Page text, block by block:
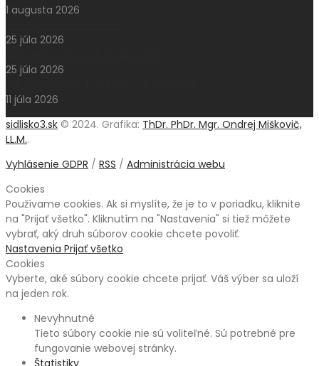
1 augusta 2026
25 júla 2026
25 júla 2026
11 júla 2026
sidlisko3.sk © 2024. Grafika: ThDr. PhDr. Mgr. Ondrej Miškovič,
LL.M..
Vyhlásenie GDPR / RSS / Administrácia webu
Cookies
Používame cookies. Ak si myslíte, že je to v poriadku, kliknite
na "Prijať všetko". Kliknutím na "Nastavenia" si tiež môžete
vybrať, aký druh súborov cookie chcete povoliť.
Nastavenia Prijať všetko
Cookies
Vyberte, aké súbory cookie chcete prijať. Váš výber sa uloží
na jeden rok.
Nevyhnutné
Tieto súbory cookie nie sú voliteľné. Sú potrebné pre
fungovanie webovej stránky.